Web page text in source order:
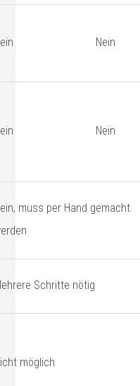
Nein
Nein
muss per Hand gemacht
Schritte nötig
möglich